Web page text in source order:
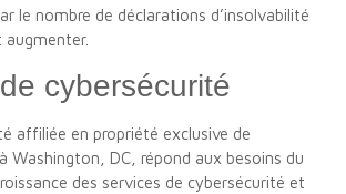
le nombre de déclarations d’insolvabilité
augmenter.
cybersécurité
affiliée en propriété exclusive de
Washington, DC, répond aux besoins du
des services de cybersécurité et